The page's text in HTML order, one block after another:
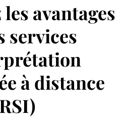
avantages
services
à distance